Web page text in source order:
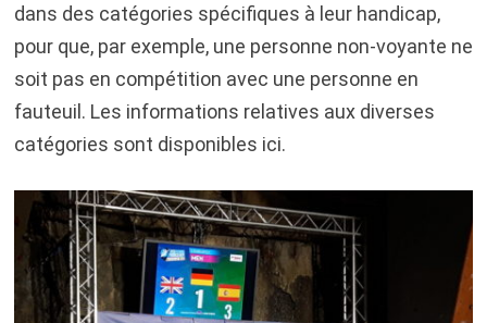
dans des catégories spécifiques à leur handicap,
pour que, par exemple, une personne non-voyante ne
soit pas en compétition avec une personne en
fauteuil. Les informations relatives aux diverses
catégories sont disponibles ici.